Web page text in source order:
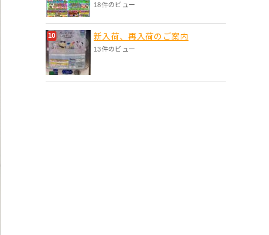
18件のビュー
新入荷、再入荷のご案内
13件のビュー